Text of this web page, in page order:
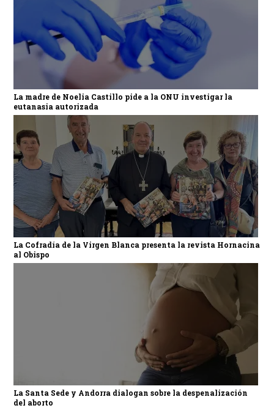
La madre de Noelia Castillo pide a la ONU investigar la
eutanasia autorizada
La Cofradía de la Virgen Blanca presenta la revista Hornacina
al Obispo
La Santa Sede y Andorra dialogan sobre la despenalización
del aborto